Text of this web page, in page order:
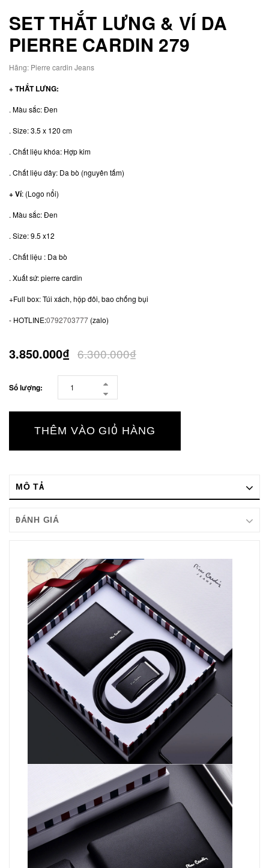
SET THẮT LƯNG & VÍ DA
PIERRE CARDIN 279
Hãng: Pierre cardin Jeans
+ THẮT LƯNG:
. Màu sắc: Đen
. Size: 3.5 x 120 cm
. Chất liệu khóa: Hợp kim
. Chất liệu dây: Da bò (nguyên tấm)
+ Ví: (Logo nổi)
. Màu sắc: Đen
. Size: 9.5 x12
. Chất liệu : Da bò
. Xuất sứ: pierre cardin
+Full box: Túi xách, hộp đôi, bao chống bụi
- HOTLINE:0792703777 (zalo)
3.850.000₫ 6.300.000₫
Số lượng:
THÊM VÀO GIỎ HÀNG
MÔ TẢ
ĐÁNH GIÁ